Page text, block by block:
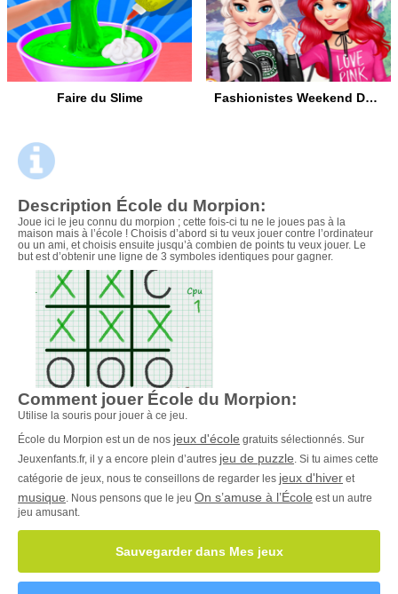
Faire du Slime Fashionistes Weekend Décontracté
Description École du Morpion:
Joue ici le jeu connu du morpion ; cette fois-ci tu ne le joues pas à la
maison mais à l’école ! Choisis d’abord si tu veux jouer contre l’ordinateur
ou un ami, et choisis ensuite jusqu’à combien de points tu veux jouer. Le
but est d’obtenir une ligne de 3 symboles identiques pour gagner.
Comment jouer École du Morpion:
Utilise la souris pour jouer à ce jeu.
École du Morpion est un de nos jeux d'école gratuits sélectionnés. Sur
Jeuxenfants.fr, il y a encore plein d’autres jeu de puzzle . Si tu aimes cette
catégorie de jeux, nous te conseillons de regarder les jeux d'hiver et
musique . Nous pensons que le jeu On s’amuse à l’École est un autre
jeu amusant.
Sauvegarder dans Mes jeux